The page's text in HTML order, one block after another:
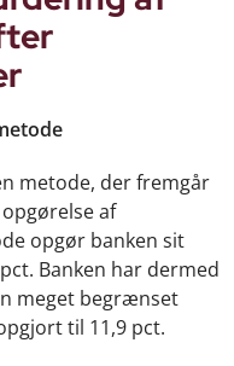
metode, der fremgår
af
opgør banken sit
Banken har dermed
meget begrænset
til 11,9 pct.